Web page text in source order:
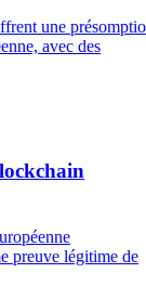
une
avec des
preuve légitime de